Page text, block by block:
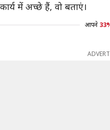
में अच्छे हैं, वो बताएं।
आपने